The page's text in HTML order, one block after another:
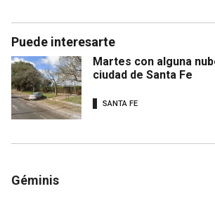
Puede interesarte
Martes con alguna
ciudad de Santa Fe
SANTA FE
Géminis